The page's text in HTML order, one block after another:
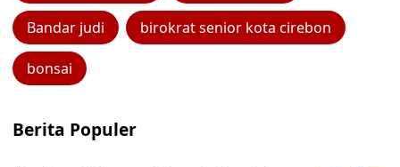
Bandar judi birokrat senior kota cirebon
bonsai
Berita Populer